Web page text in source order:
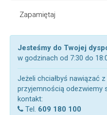
Zapamiętaj
Jesteśmy do Twojej
w godzinach od 7:30 do
Jeżeli chciałbyś nawiązać
przyjemnością odezwiemy
kontakt:
Tel. 609 180 100